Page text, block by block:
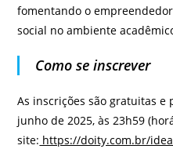
fomentando o
social no ambiente
Como se inscrever
As inscrições são gratuitas e
junho de 2025, às 23h59
site: https://doity.com.br/